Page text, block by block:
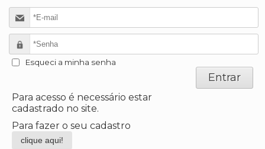
Esqueci a minha senha
Para acesso é necessário estar
cadastrado no site.
Para fazer o seu cadastro
clique aqui!